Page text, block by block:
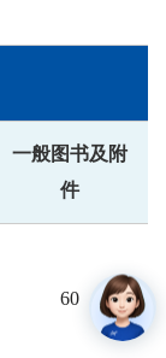
一般图书及附
件
60